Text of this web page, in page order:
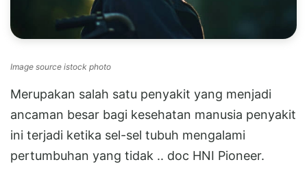
Image source istock photo
Merupakan salah satu penyakit yang menjadi
ancaman besar bagi kesehatan manusia penyakit
ini terjadi ketika sel-sel tubuh mengalami
pertumbuhan yang tidak .. doc HNI Pioneer.